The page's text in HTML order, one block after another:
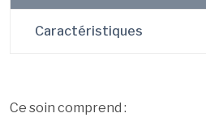
Caractéristiques
Ce soin comprend :